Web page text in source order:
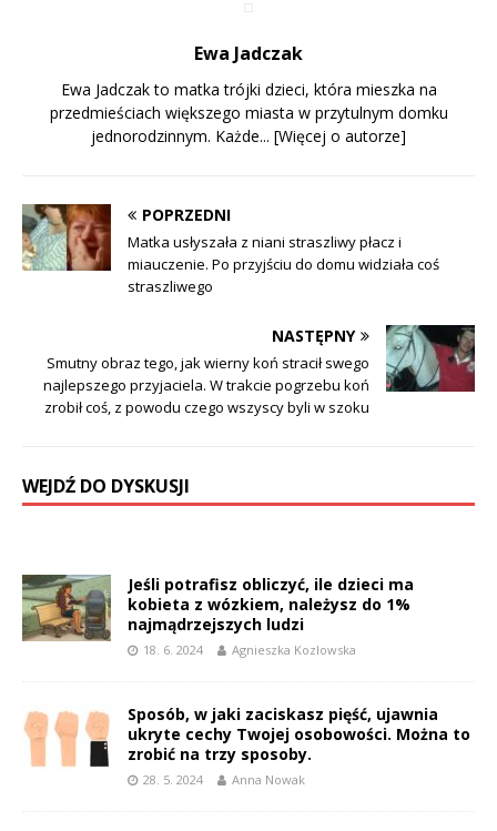
Ewa Jadczak
Ewa Jadczak to matka trójki dzieci, która mieszka na
przedmieściach większego miasta w przytulnym domku
jednorodzinnym. Każde... [Więcej o autorze]
POPRZEDNI
Matka usłyszała z niani straszliwy płacz i
miauczenie. Po przyjściu do domu widziała coś
straszliwego
NASTĘPNY
Smutny obraz tego, jak wierny koń stracił swego
najlepszego przyjaciela. W trakcie pogrzebu koń
zrobił coś, z powodu czego wszyscy byli w szoku
WEJDŹ DO DYSKUSJI
Jeśli potrafisz obliczyć, ile dzieci ma
kobieta z wózkiem, należysz do 1%
najmądrzejszych ludzi
18. 6. 2024 Agnieszka Kozlowska
Sposób, w jaki zaciskasz pięść, ujawnia
ukryte cechy Twojej osobowości. Można to
zrobić na trzy sposoby.
28. 5. 2024 Anna Nowak